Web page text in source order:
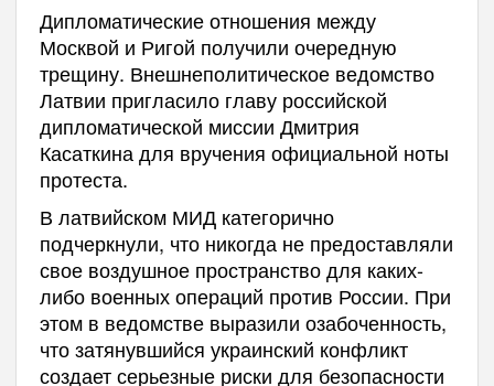
Дипломатические отношения между
Москвой и Ригой получили очередную
трещину. Внешнеполитическое ведомство
Латвии пригласило главу российской
дипломатической миссии Дмитрия
Касаткина для вручения официальной ноты
протеста.
В латвийском МИД категорично
подчеркнули, что никогда не предоставляли
свое воздушное пространство для каких-
либо военных операций против России. При
этом в ведомстве выразили озабоченность,
что затянувшийся украинский конфликт
создает серьезные риски для безопасности